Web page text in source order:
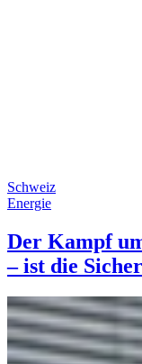
Schweiz
Energie
Der Kampf
– ist die